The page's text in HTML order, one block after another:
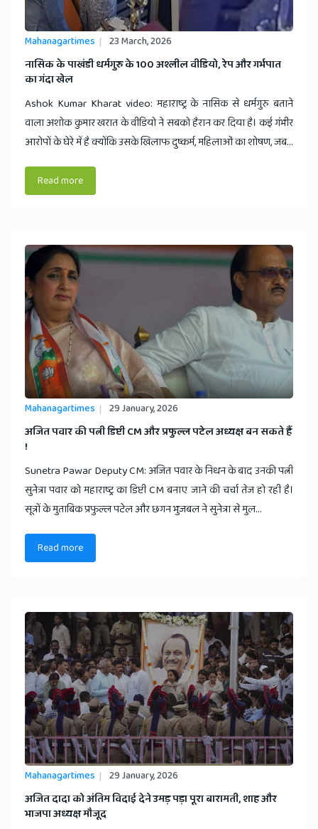
Mahanagartimes 23 March, 2026
​नासिक के पाखंडी धर्मगुरु के 100 अश्लील वीडियो, रेप और गर्भपात
का गंदा खेल
Ashok Kumar Kharat video: महाराष्ट्र के नासिक से धर्मगुरु बताने
वाला अशोक कुमार खरात के वीडियो ने सबको हैरान कर दिया है। कई गंभीर
आरोपों के घेरे में है क्योंकि उसके खिलाफ दुष्कर्म, महिलाओं का शोषण, जब...
Read more
Mahanagartimes 29 January, 2026
अजित पवार की पत्नी डिप्टी CM और प्रफुल्ल पटेल अध्यक्ष बन सकते हैं
!
Sunetra Pawar Deputy CM: अजित पवार के निधन के बाद उनकी पत्नी
सुनेत्रा पवार को महाराष्ट्र का डिप्टी CM बनाए जाने की चर्चा तेज हो रही है।
सूत्रों के मुताबिक प्रफुल्ल पटेल और छगन भुजबल ने सुनेत्रा से मुल...
Read more
Mahanagartimes 29 January, 2026
​अजित दादा को अंतिम विदाई देने उमड़ पड़ा पूरा बारामती, शाह और
भाजपा अध्यक्ष मौजूद